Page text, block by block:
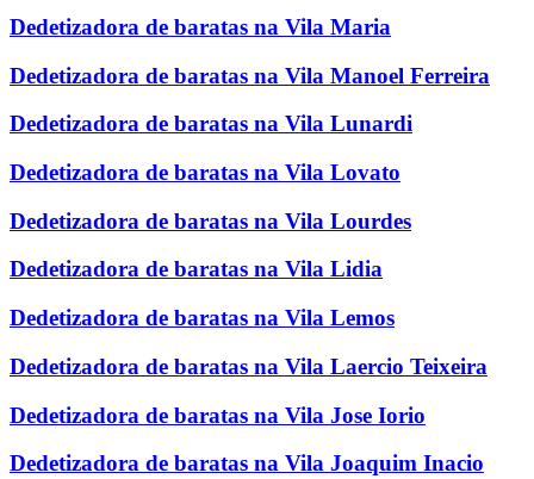
Dedetizadora de baratas na Vila Maria
Dedetizadora de baratas na Vila Manoel Ferreira
Dedetizadora de baratas na Vila Lunardi
Dedetizadora de baratas na Vila Lovato
Dedetizadora de baratas na Vila Lourdes
Dedetizadora de baratas na Vila Lidia
Dedetizadora de baratas na Vila Lemos
Dedetizadora de baratas na Vila Laercio Teixeira
Dedetizadora de baratas na Vila Jose Iorio
Dedetizadora de baratas na Vila Joaquim Inacio